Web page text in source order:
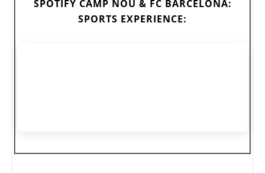
SPOTIFY CAMP NOU & FC BARCELONA:
SPORTS EXPERIENCE: